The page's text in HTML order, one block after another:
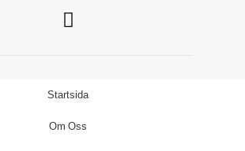
Startsida
Om Oss